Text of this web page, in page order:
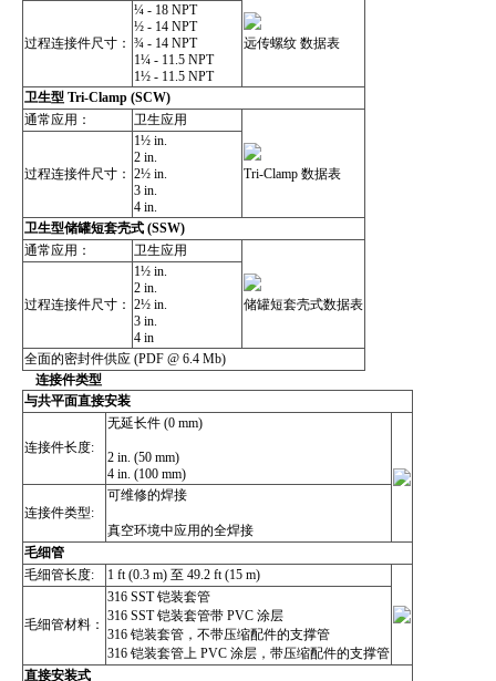
远传螺纹 数据表
过程连接件尺寸：
¼ - 18 NPT
½ - 14 NPT
¾ - 14 NPT
1¼ - 11.5 NPT
1½ - 11.5 NPT
卫生型 Tri-Clamp (SCW)
通常应用：
卫生应用
Tri-Clamp 数据表
过程连接件尺寸：
1½ in.
2 in.
2½ in.
3 in.
4 in.
卫生型储罐短套壳式 (SSW)
通常应用：
卫生应用
储罐短套壳式数据表
过程连接件尺寸：
1½ in.
2 in.
2½ in.
3 in.
4 in
全面的密封件供应 (PDF @ 6.4 Mb)
连接件类型
与共平面直接安装
连接件长度:
无延长件 (0 mm)
2 in. (50 mm)
4 in. (100 mm)
连接件类型:
可维修的焊接
真空环境中应用的全焊接
毛细管
毛细管长度:
1 ft (0.3 m) 至 49.2 ft (15 m)
毛细管材料：
316 SST 铠装套管
316 SST 铠装套管带 PVC 涂层
316 铠装套管，不带压缩配件的支撑管
316 铠装套管上 PVC 涂层，带压缩配件的支撑管
直接安装式